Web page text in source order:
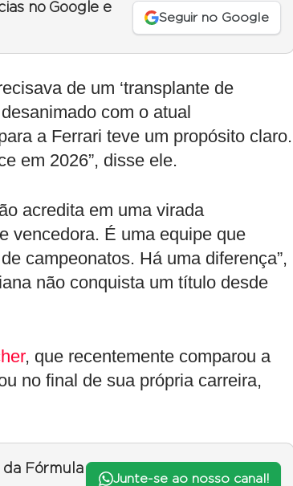
no Google e
Seguir no Google
de um ‘transplante de
com o atual
a Ferrari teve um propósito claro.
em 2026”, disse ele.
acredita em uma virada
vencedora. É uma equipe que
campeonatos. Há uma diferença”,
não conquista um título desde
, que recentemente comparou a
no final de sua própria carreira,
da Fórmula
Junte-se ao nosso canal!